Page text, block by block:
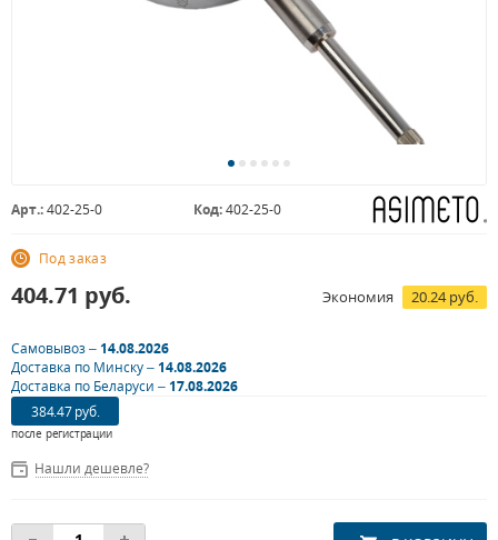
Арт.:402-25-0 Код:402-25-0
Под заказ
404.71 руб. Экономия 20.24 руб.
Самовывоз –14.08.2026
Доставка по Минску –14.08.2026
Доставка по Беларуси –17.08.2026
384.47 руб.
после регистрации
Нашли дешевле?